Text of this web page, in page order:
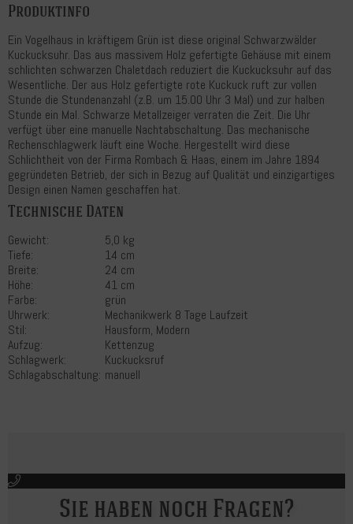
Produktinfo
Ein Vogelhaus in kräftigem Grün ist diese original Schwarzwälder
Kuckucksuhr. Das aus massivem Holz gefertigte Gehäuse mit einem
schlichten schwarzen Chaletdach reduziert die Kuckucksuhr auf das
Wesentliche. Der aus Holz gefertigte rote Kuckuck ruft zur vollen
Stunde die Stundenanzahl (z.B. um 15.00 Uhr 3 Mal) und zur halben
Stunde ein Mal. Schwarze Metallzeiger verraten die Zeit. Die Uhr
verfügt über eine manuelle Nachtabschaltung. Das mechanische
Rechenschlagwerk läuft eine Woche. Hergestellt wird diese
Schlichtheit von der Firma Rombach & Haas, einem im Jahre 1894
gegründeten Betrieb, der sich in Bezug auf Qualität und einzigartiges
Design einen Namen geschaffen hat.
Technische Daten
Gewicht:
5,0 kg
Tiefe:
14 cm
Breite:
24 cm
Höhe:
41 cm
Farbe:
grün
Uhrwerk:
Mechanikwerk 8 Tage Laufzeit
Stil:
Hausform, Modern
Aufzug:
Kettenzug
Schlagwerk:
Kuckucksruf
Schlagabschaltung: manuell
Sie haben noch Fragen?